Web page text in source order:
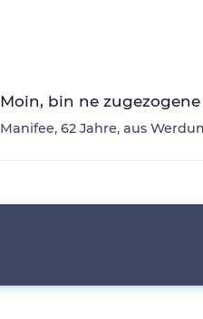
Moin, bin ne zugezogene
Manifee, 62 Jahre, aus